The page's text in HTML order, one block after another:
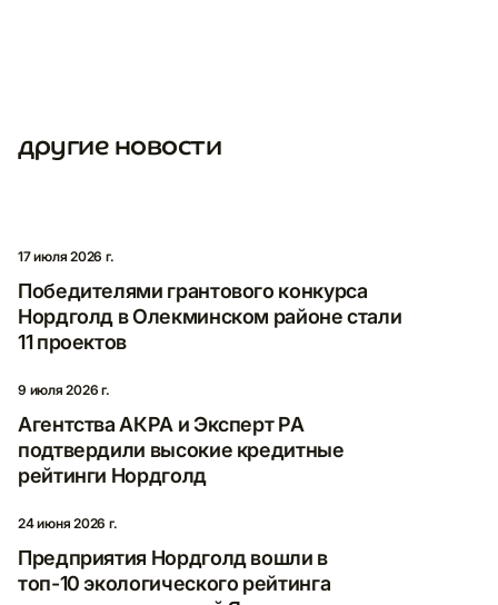
другие новости
17 июля 2026 г.
Победителями грантового конкурса
Нордголд в Олекминском районе стали
11 проектов
9 июля 2026 г.
Агентства АКРА и Эксперт РА
подтвердили высокие кредитные
рейтинги Нордголд
24 июня 2026 г.
Предприятия Нордголд вошли в
топ-10 экологического рейтинга
Подпишитесь
на дополнительные
для подписки на новости Nordgold.